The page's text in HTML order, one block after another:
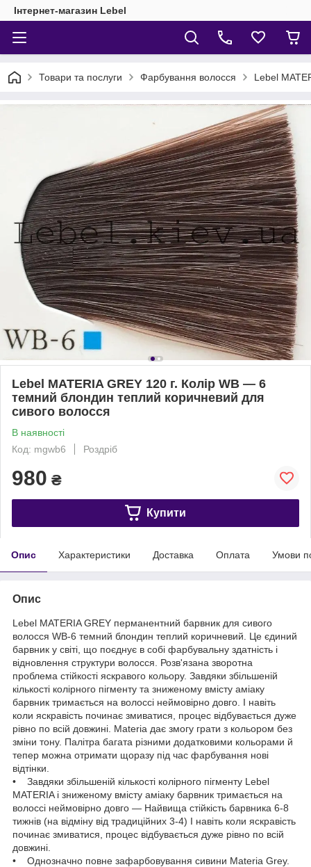
Інтернет-магазин Lebel
Товари та послуги Фарбування волосся Lebel
Lebel MATERIA GREY 120 г. Колір WB — 6
темний блондин теплий коричневий для
сивого волосся
В наявності
Код: mgwb6
Роздріб
980 ₴
Купити
Опис Характеристики Доставка Оплата Умови
Опис
Lebel MATERIA GREY перманентний барвник для сивого
волосся WB-6 темний блондин теплий коричневий. Це єдиний
барвник у світі, що поєднує в собі фарбувальну здатність і
відновлення структури волосся. Розв'язана зворотна
проблема стійкості яскравого кольору. Завдяки збільшеній
кількості колірного пігменту та зниженому вмісту аміаку
барвник тримається на волоссі неймовірно довго. І навіть
коли яскравість починає змиватися, процес відбувається дуже
рівно по всій довжині. Materia дає змогу грати з кольором без
зміни тону. Палітра багата різними додатковими кольорами й
тепер можна отримати щоразу під час фарбування нові
відтінки.
• Завдяки збільшеній кількості колірного пігменту Lebel
MATERIA і зниженому вмісту аміаку барвник тримається на
волоссі неймовірно довго — Найвища стійкість барвника 6-8
тижнів (на відміну від традиційних 3-4) І навіть коли яскравість
починає змиватися, процес відбувається дуже рівно по всій
довжині.
• Однозначно повне зафарбовування сивини Materia Grey.